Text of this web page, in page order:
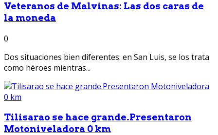
Veteranos de Malvinas: Las dos caras de
la moneda
0
Dos situaciones bien diferentes: en San Luis, se los trata
como héroes mientras...
Tilisarao se hace grande.Presentaron
Motoniveladora 0 km